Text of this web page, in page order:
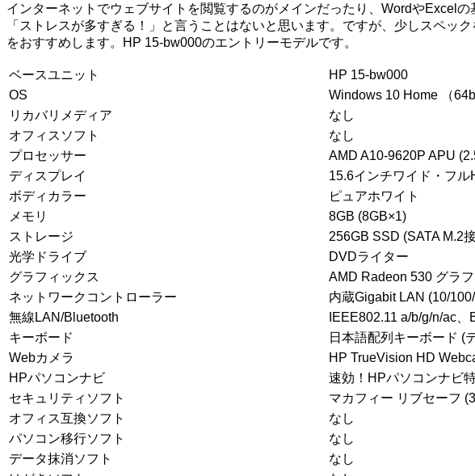
インターネットでウェブサイトを閲覧するのがメインだったり、WordやExcel
「ストレスが多すぎる！」と言うことはないと思います。ですが、少しスペッ
をおすすめします。HP 15-bw000のエントリーモデルです。
ベースユニット
HP 15-bw000
OS
Windows 10 Home （
リカバリメディア
なし
オフィスソフト
なし
プロセッサー
AMD A10-9620P APU
ディスプレイ
15.6インチワイド・フ
ボディカラー
ピュアホワイト
メモリ
8GB (8GB×1)
ストレージ
256GB SSD (SATA M.2
光学ドライブ
DVDライター
グラフィックス
AMD Radeon 530 グラ
ネットワークコントローラー
内蔵Gigabit LAN (10/
無線LAN/Bluetooth
IEEE802.11 a/b/g/n/ac、
キーボード
日本語配列キーボード (
Webカメラ
HP TrueVision HD
HPパソコンナビ
速効！HPパソコンナビ
セキュリティソフト
マカフィー リブセーフ
オフィス互換ソフト
なし
パソコン移行ソフト
なし
データ抹消ソフト
なし